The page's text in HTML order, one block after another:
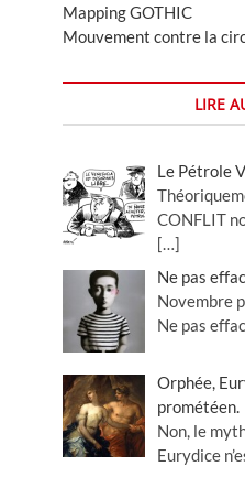
Mapping GOTHIC
Mouvement contre la
LIRE
Le Pétrole
CONFLIT
[…]
Ne pas
Novembre
Ne pas
Orphée,
prométéen.
Non, le
Eurydice